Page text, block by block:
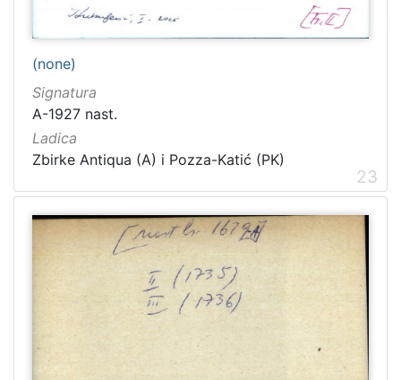
(none)
Signatura
A-1927 nast.
Ladica
Zbirke Antiqua (A) i Pozza-Katić (PK)
23